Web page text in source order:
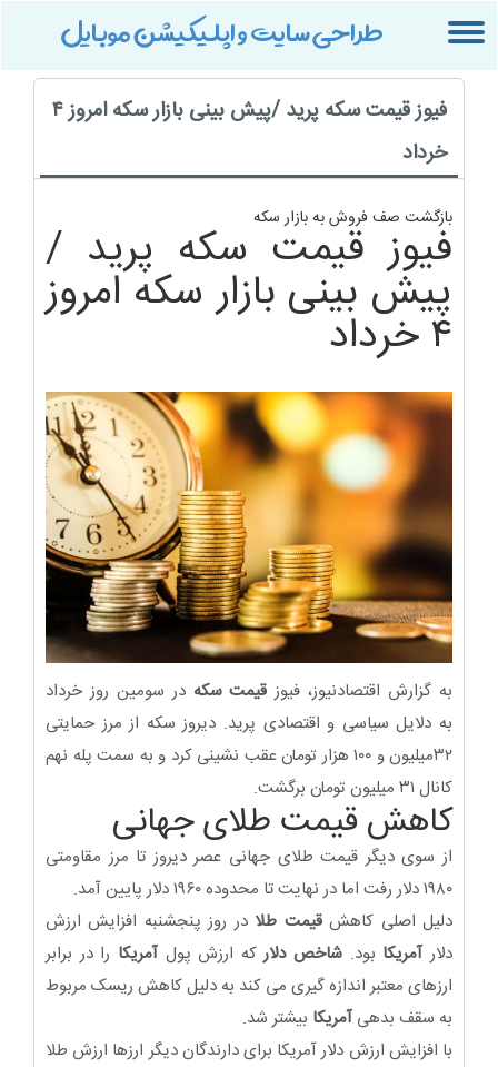
Toggle
طراحی سایت و اپلیکیشن موبایل
فیوز قیمت سکه پرید /پیش بینی بازار سکه امروز ۴
خرداد
بازگشت صف فروش به بازار سکه
فیوز قیمت سکه پرید /
پیش بینی بازار سکه امروز
۴ خرداد
به گزارش اقتصادنیوز، فیوز قیمت سکه در سومین روز خرداد
به دلایل سیاسی و اقتصادی پرید. دیروز سکه از مرز حمایتی
۳۲میلیون و ۱۰۰ هزار تومان عقب نشینی کرد و به سمت پله نهم
کانال ۳۱ میلیون تومان برگشت.
کاهش قیمت طلای جهانی
از سوی دیگر قیمت طلای جهانی عصر دیروز تا مرز مقاومتی
۱۹۸۰ دلار رفت اما در نهایت تا محدوده ۱۹۶۰ دلار پایین آمد.
دلیل اصلی کاهش قیمت طلا در روز پنجشنبه افزایش ارزش
دلار آمریکا بود. شاخص دلار که ارزش پول آمریکا را در برابر
ارزهای معتبر اندازه گیری می کند به دلیل کاهش ریسک مربوط
به سقف بدهی آمریکا بیشتر شد.
با افزایش ارزش دلار آمریکا برای دارندگان دیگر ارزها ارزش طلا